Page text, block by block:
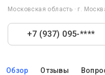
Московская область · г.
+7 (937) 095-****
Обзор Отзывы